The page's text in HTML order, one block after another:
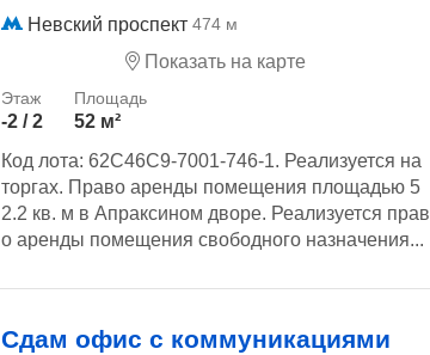
Невский проспект 474 м
Показать на карте
-2 / 2
52 м²
Код лота: 62C46C9-7001-746-1. Реализуется на
торгах. Право аренды помещения площадью 5
2.2 кв. м в Апраксином дворе. Реализуется прав
о аренды помещения свободного назначения...
Сдам офис с коммуникациями